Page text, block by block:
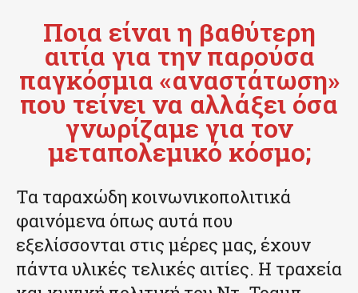
Ποια είναι η βαθύτερη
αιτία για την παρούσα
παγκόσμια «αναστάτωση»
που τείνει να αλλάξει όσα
γνωρίζαμε για τον
μεταπολεμικό κόσμο;
Τα ταραχώδη κοινωνικοπολιτικά
φαινόμενα όπως αυτά που
εξελίσσονται στις μέρες μας, έχουν
πάντα υλικές τελικές αιτίες. Η τραχεία